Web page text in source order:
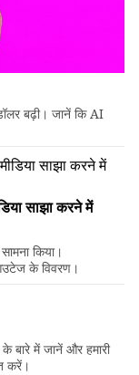
बढ़ी। जानें कि AI
साझा करने में
किया।
के विवरण।
बारे में जानें और हमारी
करें।